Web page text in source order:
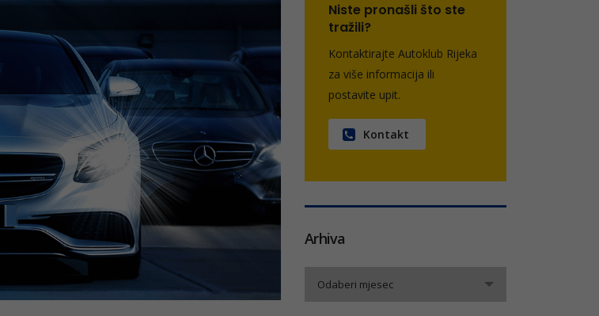
Niste pronašli što ste
tražili?
Kontaktirajte Autoklub Rijeka
za više informacija ili
postavite upit.
Kontakt
Arhiva
Odaberi mjesec